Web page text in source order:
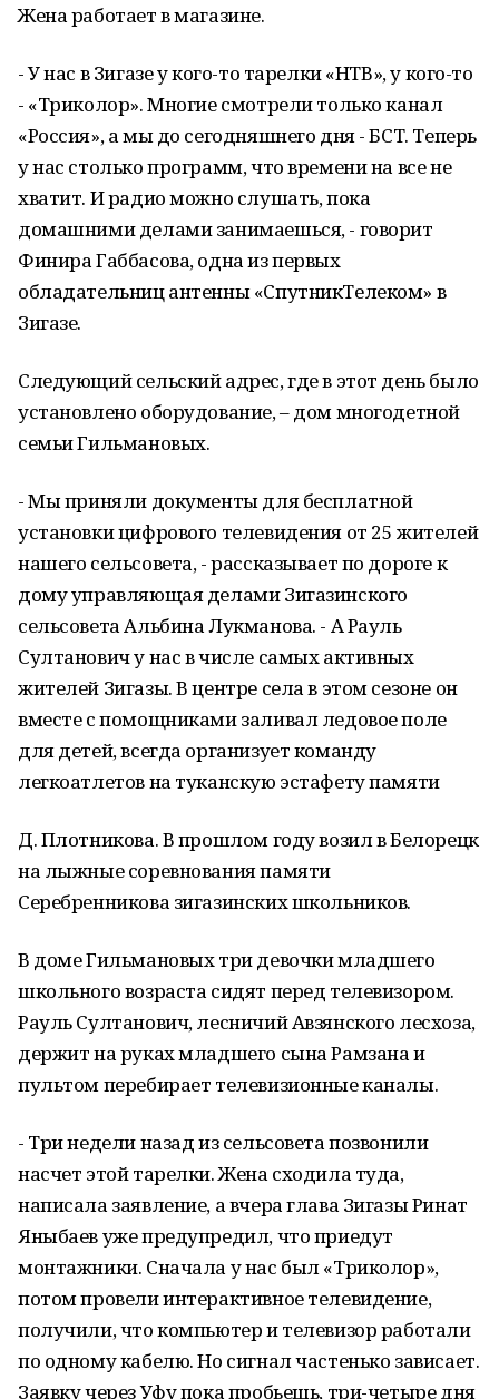
Жена работает в магазине.
- У нас в Зигазе у кого-то тарелки «НТВ», у кого-то
- «Триколор». Многие смотрели только канал
«Россия», а мы до сегодняшнего дня - БСТ. Теперь
у нас столько программ, что времени на все не
хватит. И радио можно слушать, пока
домашними делами занимаешься, - говорит
Финира Габбасова, одна из первых
обладательниц антенны «СпутникТелеком» в
Зигазе.
Следующий сельский адрес, где в этот день было
установлено оборудование, – дом многодетной
семьи Гильмановых.
- Мы приняли документы для бесплатной
установки цифрового телевидения от 25 жителей
нашего сельсовета, - рассказывает по дороге к
дому управляющая делами Зигазинского
сельсовета Альбина Лукманова. - А Рауль
Султанович у нас в числе самых активных
жителей Зигазы. В центре села в этом сезоне он
вместе с помощниками заливал ледовое поле
для детей, всегда организует команду
легкоатлетов на туканскую эстафету памяти
Д. Плотникова. В прошлом году возил в Белорецк
на лыжные соревнования памяти
Серебренникова зигазинских школьников.
В доме Гильмановых три девочки младшего
школьного возраста сидят перед телевизором.
Рауль Султанович, лесничий Авзянского лесхоза,
держит на руках младшего сына Рамзана и
пультом перебирает телевизионные каналы.
- Три недели назад из сельсовета позвонили
насчет этой тарелки. Жена сходила туда,
написала заявление, а вчера глава Зигазы Ринат
Яныбаев уже предупредил, что приедут
монтажники. Сначала у нас был «Триколор»,
потом провели интерактивное телевидение,
получили, что компьютер и телевизор работали
по одному кабелю. Но сигнал частенько зависает.
Заявку через Уфу пока пробьешь, три-четыре дня